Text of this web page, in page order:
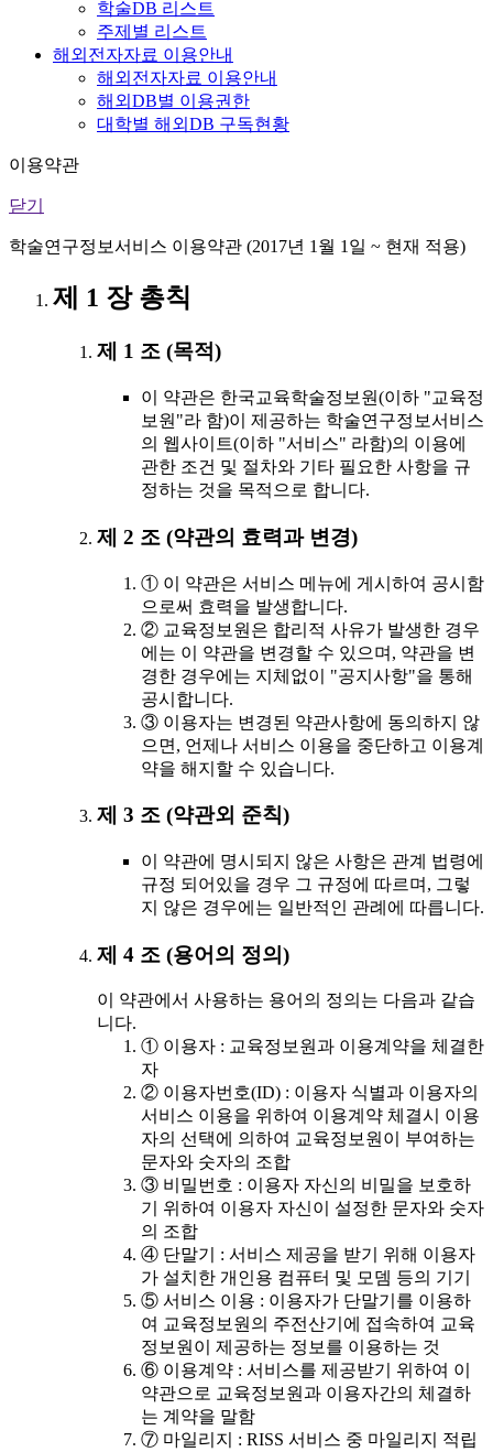
학술DB 리스트
주제별 리스트
해외전자자료 이용안내
해외전자자료 이용안내
해외DB별 이용권한
대학별 해외DB 구독현황
이용약관
닫기
학술연구정보서비스 이용약관 (2017년 1월 1일 ~ 현재 적용)
제 1 장 총칙
제 1 조 (목적)
이 약관은 한국교육학술정보원(이하 "교육정
보원"라 함)이 제공하는 학술연구정보서비스
의 웹사이트(이하 "서비스" 라함)의 이용에
관한 조건 및 절차와 기타 필요한 사항을 규
정하는 것을 목적으로 합니다.
제 2 조 (약관의 효력과 변경)
① 이 약관은 서비스 메뉴에 게시하여 공시함
으로써 효력을 발생합니다.
② 교육정보원은 합리적 사유가 발생한 경우
에는 이 약관을 변경할 수 있으며, 약관을 변
경한 경우에는 지체없이 "공지사항"을 통해
공시합니다.
③ 이용자는 변경된 약관사항에 동의하지 않
으면, 언제나 서비스 이용을 중단하고 이용계
약을 해지할 수 있습니다.
제 3 조 (약관외 준칙)
이 약관에 명시되지 않은 사항은 관계 법령에
규정 되어있을 경우 그 규정에 따르며, 그렇
지 않은 경우에는 일반적인 관례에 따릅니다.
제 4 조 (용어의 정의)
이 약관에서 사용하는 용어의 정의는 다음과 같습
니다.
① 이용자 : 교육정보원과 이용계약을 체결한
자
② 이용자번호(ID) : 이용자 식별과 이용자의
서비스 이용을 위하여 이용계약 체결시 이용
자의 선택에 의하여 교육정보원이 부여하는
문자와 숫자의 조합
③ 비밀번호 : 이용자 자신의 비밀을 보호하
기 위하여 이용자 자신이 설정한 문자와 숫자
의 조합
④ 단말기 : 서비스 제공을 받기 위해 이용자
가 설치한 개인용 컴퓨터 및 모뎀 등의 기기
⑤ 서비스 이용 : 이용자가 단말기를 이용하
여 교육정보원의 주전산기에 접속하여 교육
정보원이 제공하는 정보를 이용하는 것
⑥ 이용계약 : 서비스를 제공받기 위하여 이
약관으로 교육정보원과 이용자간의 체결하
는 계약을 말함
⑦ 마일리지 : RISS 서비스 중 마일리지 적립